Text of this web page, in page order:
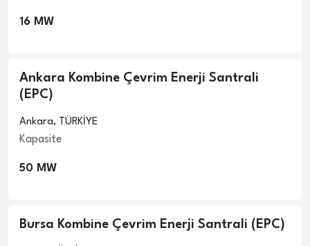
16 MW
Ankara Kombine Çevrim Enerji Santrali
(EPC)
Ankara, TÜRKİYE
Kapasite
50 MW
Bursa Kombine Çevrim Enerji Santrali (EPC)